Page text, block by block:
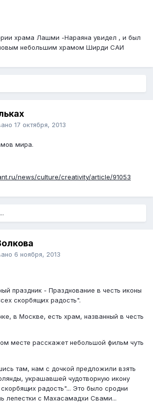
храма Лашми -Нараяна увидел , и был
небольшим храмом Ширди САИ
17 октября, 2013
мира.
news/culture/creativity/article/91053
6 ноября, 2013
праздник - Празднование в честь иконы
скорбящих радость".
в Москве, есть храм, названный в честь
месте расскажет небольшой фильм чуть
там, нам с дочкой предложили взять
украшавшей чудотворную икону
радость"... Это было сродни
лепестки с Махасамадхи Свами...